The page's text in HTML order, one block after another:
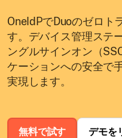
OneIdPでDuoのゼロト
す。デバイス管理ステ
ングルサインオン（
ケーションへの安全で
実現します。
無料で試す デモを